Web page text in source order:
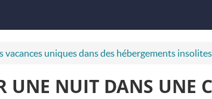
vacances uniques dans des hébergements insolites
UNE NUIT DANS UNE